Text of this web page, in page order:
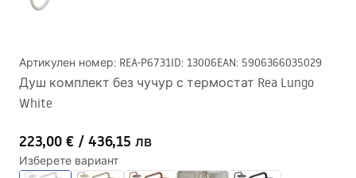
Артикулен номер: REA-P6731ID: 13006EAN: 5906366035029
Душ комплект без чучур с термостат Rea Lungo
White
223,00 € / 436,15 лв
Изберете вариант